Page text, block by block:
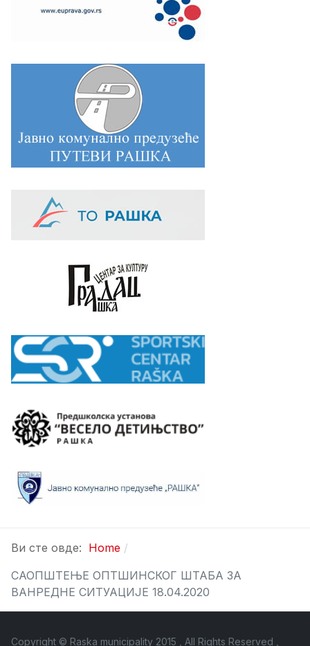
Ви сте овде: Home
САОПШТЕЊЕ ОПТШИНСКОГ ШТАБА ЗА
ВАНРЕДНЕ СИТУАЦИЈЕ 18.04.2020
Copyright © Raska municipality 2015 , All Rights Reserved ,